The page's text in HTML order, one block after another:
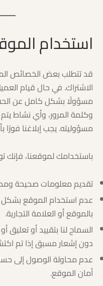
استخدام
قد تتطلب بعض الخصائص
الاشتراك. في حال قيام
مسؤولًا بشكل كامل عن
وكلمة المرور، وأي نشاط
مسؤوليته. يجب إبلاغنا
باستخدامك لموقعنا، فإنك
تقديم معلومات صحيحة
عدم استخدام الموقع بشكل
بالموقع أو العلامة التجارية.
السماح لنا بتقييد أو تعليق
دون إشعار مسبق إذا تم
عدم محاولة الوصول إلى
أمان الموقع.